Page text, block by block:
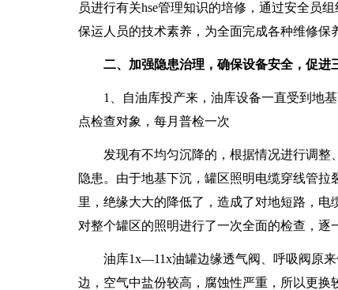
员进行有关hse管理知识的培修，通过安全员
保运人员的技术素养，为全面完成各种维修保
二、加强隐患治理，确保设备安全，促进
1、自油库投产来，油库设备一直受到地基
点检查对象，每月普检一次
发现有不均匀沉降的，根据情况进行调整
隐患。由于地基下沉，罐区照明电缆穿线管
里，绝缘大大的降低了，造成了对地短路，
对整个罐区的照明进行了一次全面的检查，逐
油库1x—11x油罐边缘透气阀、呼吸阀原来
边，空气中盐份较高，腐蚀性严重，所以更